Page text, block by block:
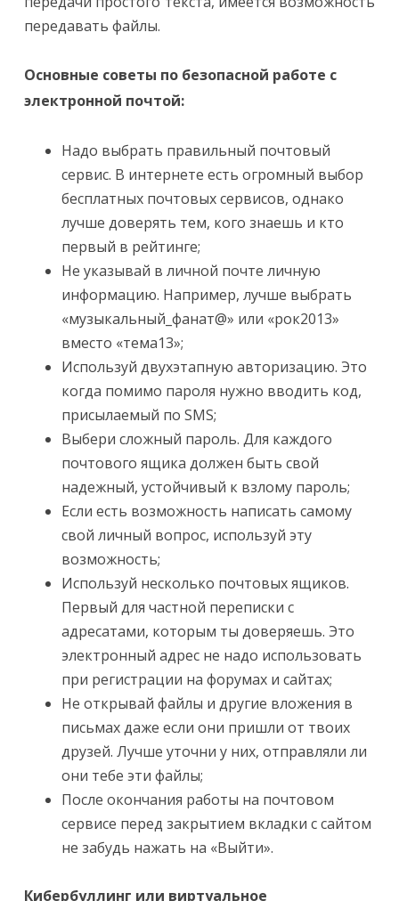
передавать файлы.
Основные советы по безопасной работе с
электронной почтой:
Надо выбрать правильный почтовый
сервис. В интернете есть огромный выбор
бесплатных почтовых сервисов, однако
лучше доверять тем, кого знаешь и кто
первый в рейтинге;
Не указывай в личной почте личную
информацию. Например, лучше выбрать
«музыкальный_фанат@» или «рок2013»
вместо «тема13»;
Используй двухэтапную авторизацию. Это
когда помимо пароля нужно вводить код,
присылаемый по SMS;
Выбери сложный пароль. Для каждого
почтового ящика должен быть свой
надежный, устойчивый к взлому пароль;
Если есть возможность написать самому
свой личный вопрос, используй эту
возможность;
Используй несколько почтовых ящиков.
Первый для частной переписки с
адресатами, которым ты доверяешь. Это
электронный адрес не надо использовать
при регистрации на форумах и сайтах;
Не открывай файлы и другие вложения в
письмах даже если они пришли от твоих
друзей. Лучше уточни у них, отправляли ли
они тебе эти файлы;
После окончания работы на почтовом
сервисе перед закрытием вкладки с сайтом
не забудь нажать на «Выйти».
Кибербуллинг или виртуальное